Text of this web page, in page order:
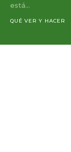
está...
QUÉ VER Y HACER